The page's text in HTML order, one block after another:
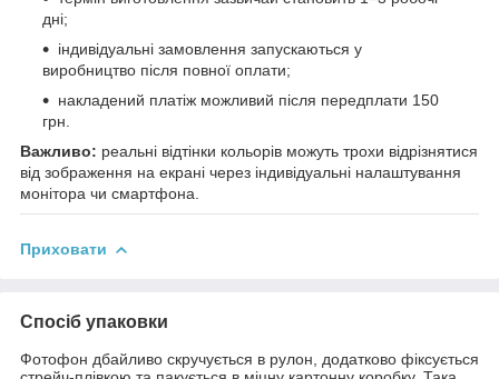
дні;
індивідуальні замовлення запускаються у
виробництво після повної оплати;
накладений платіж можливий після передплати 150
грн.
Важливо: реальні відтінки кольорів можуть трохи відрізнятися
від зображення на екрані через індивідуальні налаштування
монітора чи смартфона.
Приховати
Спосіб упаковки
Фотофон дбайливо скручується в рулон, додатково фіксується